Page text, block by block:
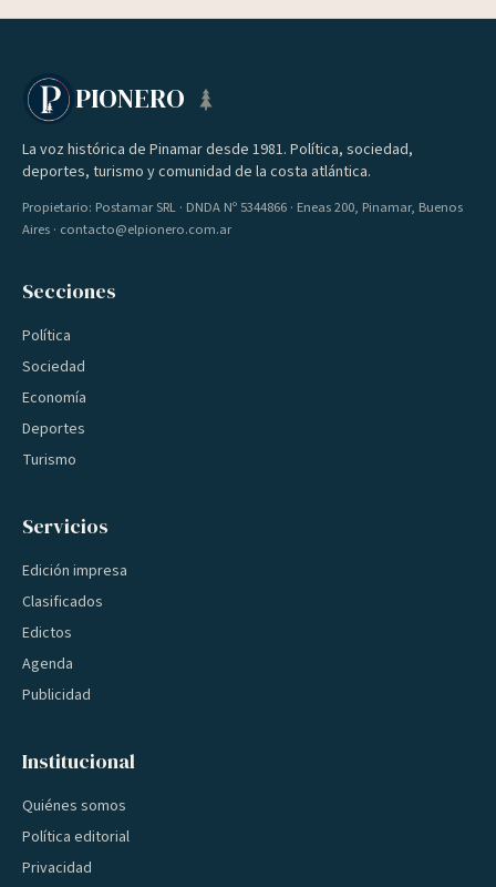
PIONERO
La voz histórica de Pinamar desde 1981. Política, sociedad,
deportes, turismo y comunidad de la costa atlántica.
Propietario: Postamar SRL · DNDA Nº 5344866 · Eneas 200, Pinamar, Buenos
Aires · contacto@elpionero.com.ar
Secciones
Política
Sociedad
Economía
Deportes
Turismo
Servicios
Edición impresa
Clasificados
Edictos
Agenda
Publicidad
Institucional
Quiénes somos
Política editorial
Privacidad